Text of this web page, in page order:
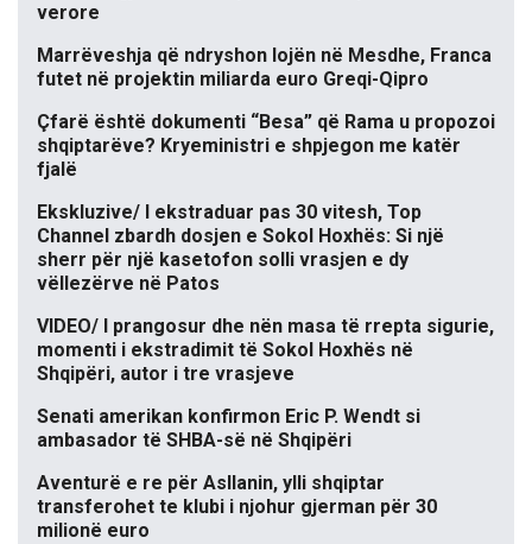
verore
Marrëveshja që ndryshon lojën në Mesdhe, Franca
futet në projektin miliarda euro Greqi-Qipro
Çfarë është dokumenti “Besa” që Rama u propozoi
shqiptarëve? Kryeministri e shpjegon me katër
fjalë
Ekskluzive/ I ekstraduar pas 30 vitesh, Top
Channel zbardh dosjen e Sokol Hoxhës: Si një
sherr për një kasetofon solli vrasjen e dy
vëllezërve në Patos
VIDEO/ I prangosur dhe nën masa të rrepta sigurie,
momenti i ekstradimit të Sokol Hoxhës në
Shqipëri, autor i tre vrasjeve
Senati amerikan konfirmon Eric P. Wendt si
ambasador të SHBA-së në Shqipëri
Aventurë e re për Asllanin, ylli shqiptar
transferohet te klubi i njohur gjerman për 30
milionë euro